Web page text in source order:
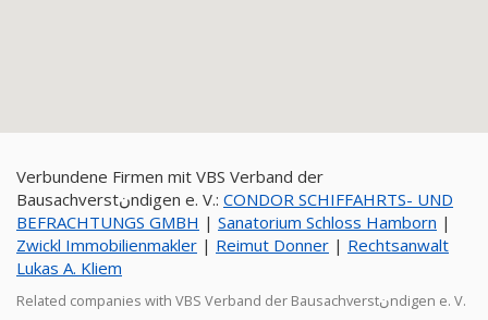
Verbundene Firmen mit VBS Verband der
Bausachverstنndigen e. V.: CONDOR SCHIFFAHRTS- UND
BEFRACHTUNGS GMBH | Sanatorium Schloss Hamborn |
Zwickl Immobilienmakler | Reimut Donner | Rechtsanwalt
Lukas A. Kliem
Related companies with VBS Verband der Bausachverstنndigen e. V.